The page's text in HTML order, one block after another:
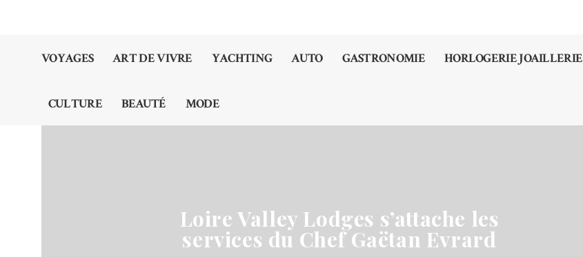
VOYAGES ART DE VIVRE YACHTING AUTO GASTRONOMIE HORLOGERIE JOAILLERIE
CULTURE BEAUTÉ MODE
Loire Valley Lodges s’attache les
services du Chef Gaëtan Evrard